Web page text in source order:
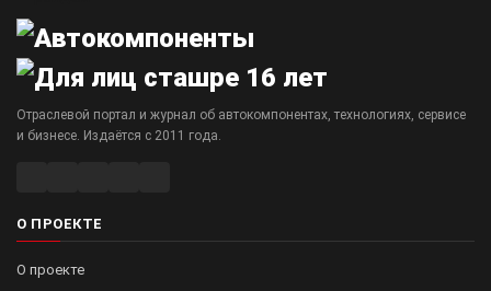
Отраслевой портал и журнал об автокомпонентах, технологиях, сервисе
и бизнесе. Издаётся с 2011 года.
О ПРОЕКТЕ
О проекте